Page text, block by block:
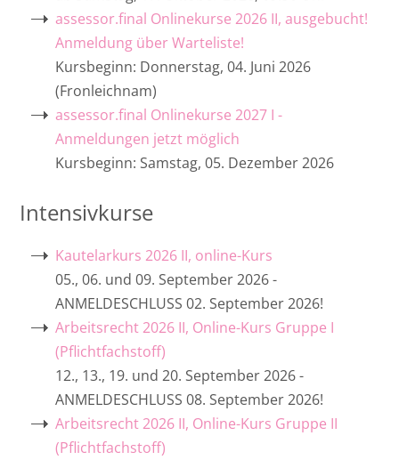
assessor.final Onlinekurse 2026 II, ausgebucht!
Anmeldung über Warteliste!
Kursbeginn: Donnerstag, 04. Juni 2026
(Fronleichnam)
assessor.final Onlinekurse 2027 I -
Anmeldungen jetzt möglich
Kursbeginn: Samstag, 05. Dezember 2026
Intensivkurse
Kautelarkurs 2026 II, online-Kurs
05., 06. und 09. September 2026 -
ANMELDESCHLUSS 02. September 2026!
Arbeitsrecht 2026 II, Online-Kurs Gruppe I
(Pflichtfachstoff)
12., 13., 19. und 20. September 2026 -
ANMELDESCHLUSS 08. September 2026!
Arbeitsrecht 2026 II, Online-Kurs Gruppe II
(Pflichtfachstoff)
Rheinland-Pfalz
Saarland
Erbrecht 2026 II, Online-Kurs über Zoom
(mit Up-Grade-Möglichkeit Güterrecht)
Strafrecht / Strafprozessrecht 2026 II,
online-Kurs
ZPO 2026 II, online-Kurs
RA Michael Grieger
Rainer Krick, Notar
Ministerialrat Emanuel Dillberger LL.M.
Notarassessorin Dr. Tanja Feichtlbauer
Aurel Waldenfels, Richter
RA Clemens d‘Alquen
Regierungsdirektor Dr. Philipp Eckel, LL.M